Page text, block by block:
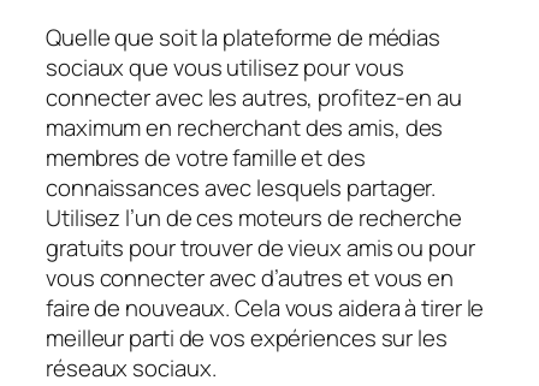
Quelle que soit la plateforme de médias
sociaux que vous utilisez pour vous
connecter avec les autres, profitez-en au
maximum en recherchant des amis, des
membres de votre famille et des
connaissances avec lesquels partager.
Utilisez l’un de ces moteurs de recherche
gratuits pour trouver de vieux amis ou pour
vous connecter avec d’autres et vous en
faire de nouveaux. Cela vous aidera à tirer le
meilleur parti de vos expériences sur les
réseaux sociaux.